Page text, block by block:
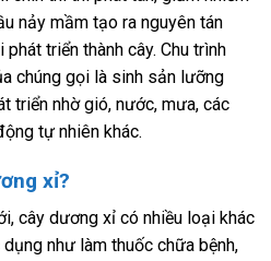
nảy mầm tạo ra nguyên tán
triển thành cây. Chu trình
chúng gọi là sinh sản lưỡng
triển nhờ gió, nước, mưa, các
tự nhiên khác.
xỉ?
cây dương xỉ có nhiều loại khác
như làm thuốc chữa bệnh,